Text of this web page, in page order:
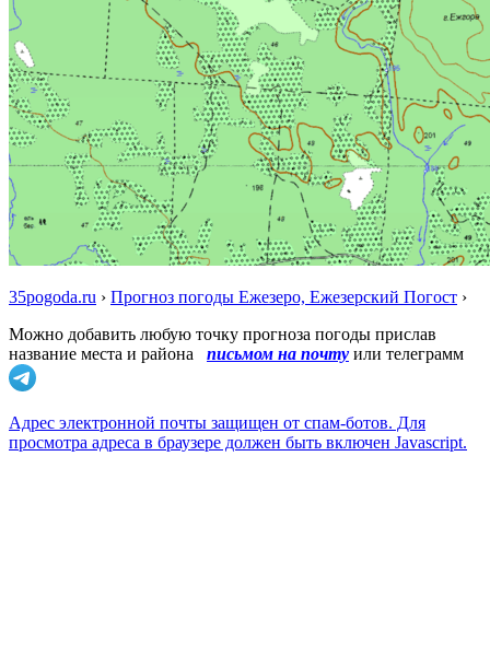
35pogoda.ru › Прогноз погоды Ежезеро, Ежезерский Погост ›
Можно добавить любую точку прогноза погоды прислав
название места и района
письмом на почту или телеграмм
Адрес электронной почты защищен от спам-ботов. Для
просмотра адреса в браузере должен быть включен Javascript.